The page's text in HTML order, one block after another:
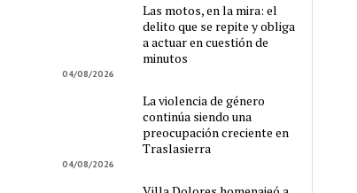
Las motos, en la mira: el
delito que se repite y obliga
a actuar en cuestión de
minutos
04/08/2026
La violencia de género
continúa siendo una
preocupación creciente en
Traslasierra
04/08/2026